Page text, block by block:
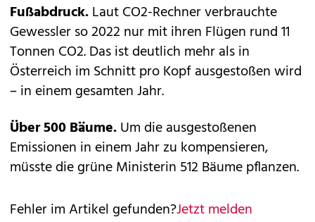
Fußabdruck.Laut CO2-Rechner verbrauchte
Gewessler so 2022 nur mit ihren Flügen rund 11
Tonnen CO2. Das ist deutlich mehr als in
Österreich im Schnitt pro Kopf ausgestoßen wird
– in einem gesamten Jahr.
Über 500 Bäume.Um die ausgestoßenen
Emissionen in einem Jahr zu kompensieren,
müsste die grüne Ministerin 512 Bäume pflanzen.
Fehler im Artikel gefunden?Jetzt melden